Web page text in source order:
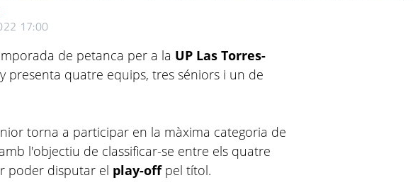
17:00
de petanca per a la UP Las Torres-
presenta quatre equips, tres séniors i un de
torna a participar en la màxima categoria de
l'objectiu de classificar-se entre els quatre
poder disputar el play-offpel títol.